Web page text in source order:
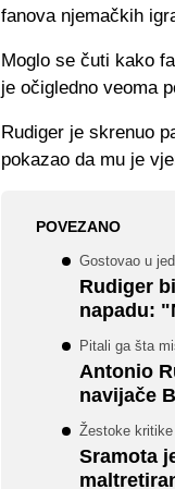
fanova njemačkih
Moglo se čuti kako
je očigledno veoma
Rudiger je skrenuo
pokazao da mu je
POVEZANO
Gostovao u
Rudiger
napadu:
Pitali ga šta
Antonio
navijače
Žestoke
Sramota